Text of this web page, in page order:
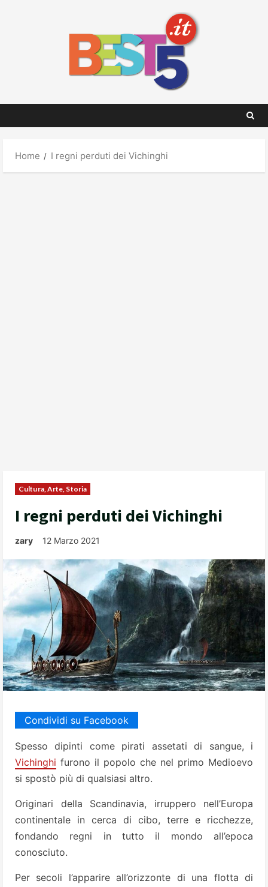
Home I regni perduti dei Vichinghi
Cultura, Arte, Storia
I regni perduti dei Vichinghi
zary 12 Marzo 2021
Condividi su Facebook
Spesso dipinti come pirati assetati di sangue, i
Vichinghi furono il popolo che nel primo Medioevo
si spostò più di qualsiasi altro.
Originari della Scandinavia, irruppero nell’Europa
continentale in cerca di cibo, terre e ricchezze,
fondando regni in tutto il mondo all’epoca
conosciuto.
Per secoli l’apparire all’orizzonte di una flotta di